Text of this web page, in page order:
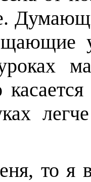
то я